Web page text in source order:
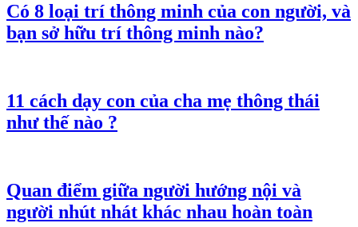
Có 8 loại trí thông minh của con người, và
bạn sở hữu trí thông minh nào?
11 cách dạy con của cha mẹ thông thái
như thế nào ?
Quan điểm giữa người hướng nội và
người nhút nhát khác nhau hoàn toàn